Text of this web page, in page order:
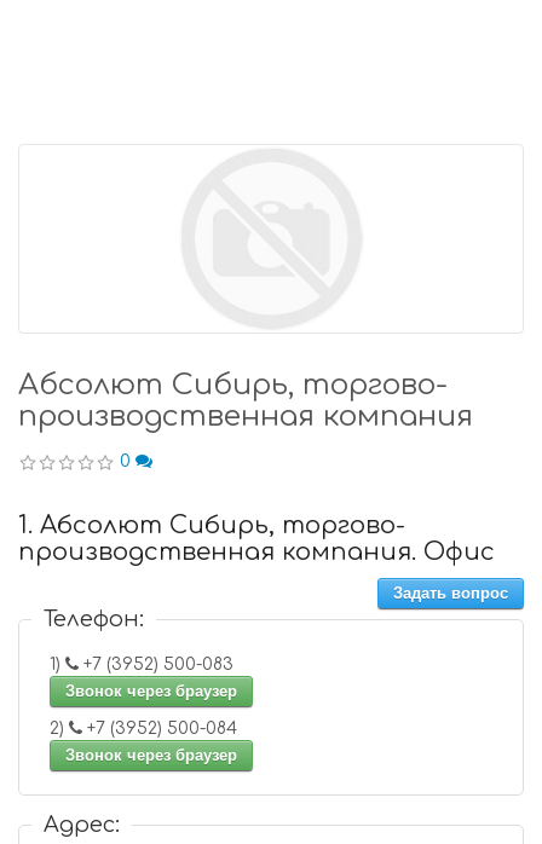
Абсолют Сибирь, торгово-
производственная компания
0
1. Абсолют Сибирь, торгово-
производственная компания. Офис
Задать вопрос
Телефон:
1)
+7 (3952) 500-083
Звонок через браузер
2)
+7 (3952) 500-084
Звонок через браузер
Адрес: